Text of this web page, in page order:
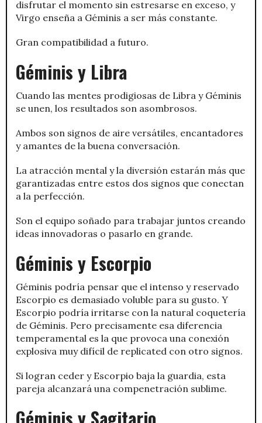
disfrutar el momento sin estresarse en exceso, y
Virgo enseña a Géminis a ser más constante.
Gran compatibilidad a futuro.
Géminis y Libra
Cuando las mentes prodigiosas de Libra y Géminis
se unen, los resultados son asombrosos.
Ambos son signos de aire versátiles, encantadores
y amantes de la buena conversación.
La atracción mental y la diversión estarán más que
garantizadas entre estos dos signos que conectan
a la perfección.
Son el equipo soñado para trabajar juntos creando
ideas innovadoras o pasarlo en grande.
Géminis y Escorpio
Géminis podría pensar que el intenso y reservado
Escorpio es demasiado voluble para su gusto. Y
Escorpio podría irritarse con la natural coquetería
de Géminis. Pero precisamente esa diferencia
temperamental es la que provoca una conexión
explosiva muy difícil de replicated con otro signos.
Si logran ceder y Escorpio baja la guardia, esta
pareja alcanzará una compenetración sublime.